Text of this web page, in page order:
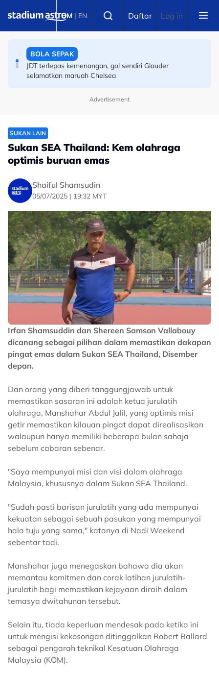
BM | EN Daftar Log in
Sukan Asia 2026: Kembali tunggang kuda selepas 15
BOLA SEPAK
JDT terlepas kemenangan, gol sendiri Glauder
selamatkan maruah Chelsea
Advertisement
SUKAN LAIN
Sukan SEA Thailand: Kem olahraga
optimis buruan emas
Shaiful Shamsudin
05/07/2025 | 19:32 MYT
Irfan Shamsuddin dan Shereen Samson Vallabouy
dicanang sebagai pilihan dalam memastikan dakapan
pingat emas dalam Sukan SEA Thailand, Disember
depan.
Dan orang yang diberi tanggungjawab untuk
memastikan sasaran ini adalah ketua jurulatih
olahraga, Manshahar Abdul Jalil, yang optimis misi
getir memastikan kilauan pingat dapat direalisasikan
walaupun hanya memiliki beberapa bulan sahaja
sebelum cabaran sebenar.
"Saya mempunyai misi dan visi dalam olahraga
Malaysia, khususnya dalam Sukan SEA Thailand.
"Sudah pasti barisan jurulatih yang ada mempunyai
kekuatan sebagai sebuah pasukan yang mempunyai
hala tuju yang sama," katanya di Nadi Weekend
sebentar tadi.
Manshahar juga menegaskan bahawa dia akan
memantau komitmen dan corak latihan jurulatih-
jurulatih bagi memastikan kejayaan diraih dalam
temasya dwitahunan tersebut.
Selain itu, tiada keperluan mendesak pada ketika ini
untuk mengisi kekosongan ditinggalkan Robert Ballard
sebagai pengarah teknikal Kesatuan Olahraga
Malaysia (KOM).